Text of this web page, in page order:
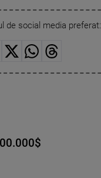
de social media preferat: